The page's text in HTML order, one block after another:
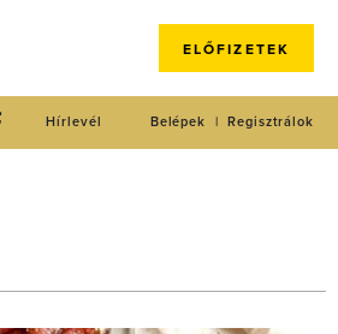
ELŐFIZETEK
Regisztrálok
Belépek
Hírlevél